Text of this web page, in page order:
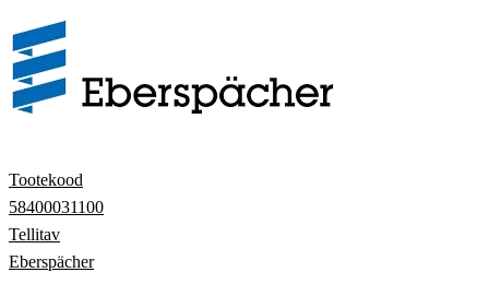
Tootekood
58400031100
Tellitav
Eberspächer